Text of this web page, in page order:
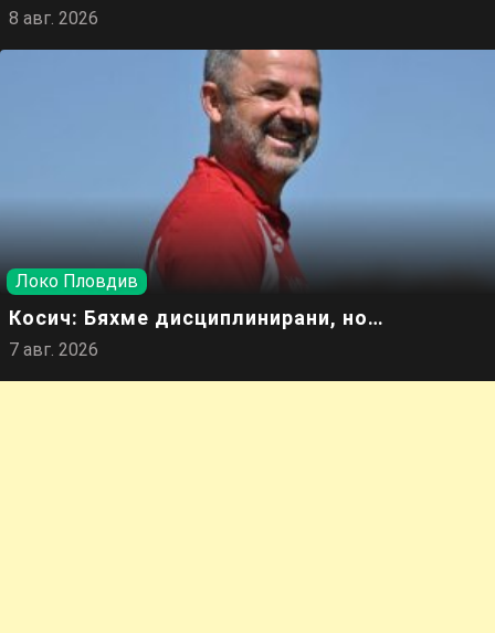
8 авг. 2026
Локо Пловдив
Косич: Бяхме дисциплинирани, но…
7 авг. 2026